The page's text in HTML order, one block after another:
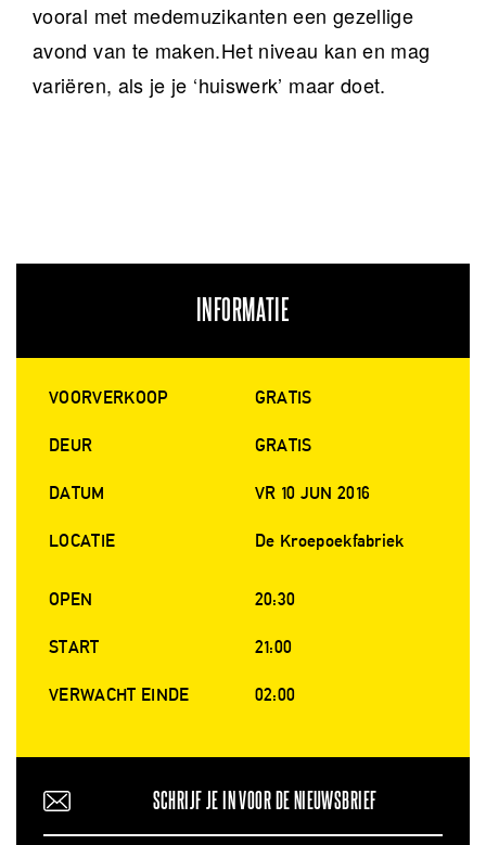
vooral met medemuzikanten een gezellige
avond van te maken.Het niveau kan en mag
variëren, als je je ‘huiswerk’ maar doet.
INFORMATIE
VOORVERKOOP GRATIS
DEUR GRATIS
DATUM VR 10 JUN 2016
LOCATIE De Kroepoekfabriek
OPEN 20:30
START 21:00
VERWACHT EINDE 02:00
SCHRIJF JE IN VOOR DE NIEUWSBRIEF